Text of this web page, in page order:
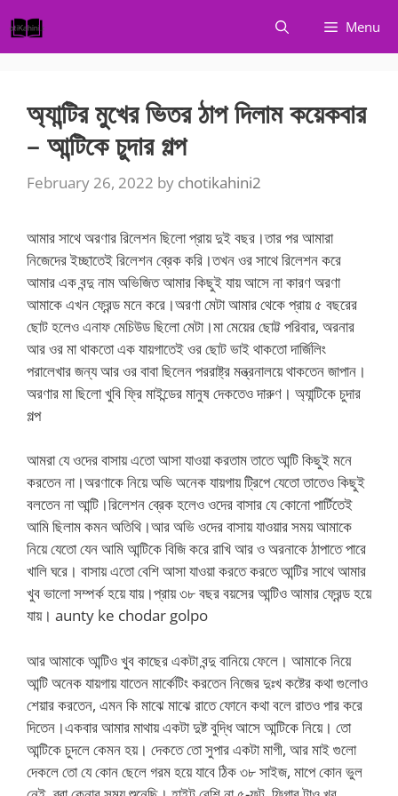
to
content
Menu
অ্যান্টির মুখের ভিতর ঠাপ দিলাম কয়েকবার
– আন্টিকে চুদার গল্প
February 26, 2022 by chotikahini2
আমার সাথে অরণার রিলেশন ছিলো প্রায় দুই বছর।তার পর আমারা
নিজেদের ইচ্ছাতেই রিলেশন ব্রেক করি।তখন ওর সাথে রিলেশন করে
আমার এক বন্দু নাম অভিজিত আমার কিছুই যায় আসে না কারণ অরণা
আমাকে এখন ফ্রেন্ড মনে করে।অরণা মেটা আমার থেকে প্রায় ৫ বছরের
ছোট হলেও এনাফ মেচিউড ছিলো মেটা।মা মেয়ের ছোট্ট পরিবার, অরনার
আর ওর মা থাকতো এক যায়গাতেই ওর ছোট ভাই থাকতো দার্জিলিং
পরালেখার জন্য আর ওর বাবা ছিলেন পররাষ্ট্র মন্ত্রনালয়ে থাকতেন জাপান।
অরণার মা ছিলো খুবি ফ্রি মাইন্ডের মানুষ দেকতেও দারুণ। অ্যান্টিকে চুদার
গল্প
আমরা যে ওদের বাসায় এতো আসা যাওয়া করতাম তাতে আন্টি কিছুই মনে
করতেন না।অরণাকে নিয়ে অভি অনেক যায়গায় ট্রিপে যেতো তাতেও কিছুই
বলতেন না আন্টি।রিলেশন ব্রেক হলেও ওদের বাসার যে কোনো পার্টিতেই
আমি ছিলাম কমন অতিথি।আর অভি ওদের বাসায় যাওয়ার সময় আমাকে
নিয়ে যেতো যেন আমি আন্টিকে বিজি করে রাখি আর ও অরনাকে ঠাপাতে পারে
খালি ঘরে। বাসায় এতো বেশি আসা যাওয়া করতে করতে আন্টির সাথে আমার
খুব ভালো সম্পর্ক হয়ে যায়।প্রায় ৩৮ বছর বয়সের আন্টিও আমার ফ্রেন্ড হয়ে
যায়। aunty ke chodar golpo
আর আমাকে আন্টিও খুব কাছের একটা বন্দু বানিয়ে ফেলে। আমাকে নিয়ে
আন্টি অনেক যায়গায় যাতেন মার্কেটিং করতেন নিজের দুঃখ কষ্টের কথা গুলোও
শেয়ার করতেন, এমন কি মাঝে মাঝে রাতে ফোনে কথা বলে রাতও পার করে
দিতেন।একবার আমার মাথায় একটা দুষ্ট বুদ্ধি আসে আন্টিকে নিয়ে। তো
আন্টিকে চুদলে কেমন হয়। দেকতে তো সুপার একটা মাগী, আর মাই গুলো
দেকলে তো যে কোন ছেলে গরম হয়ে যাবে ঠিক ৩৮ সাইজ, মাপে কোন ভুল